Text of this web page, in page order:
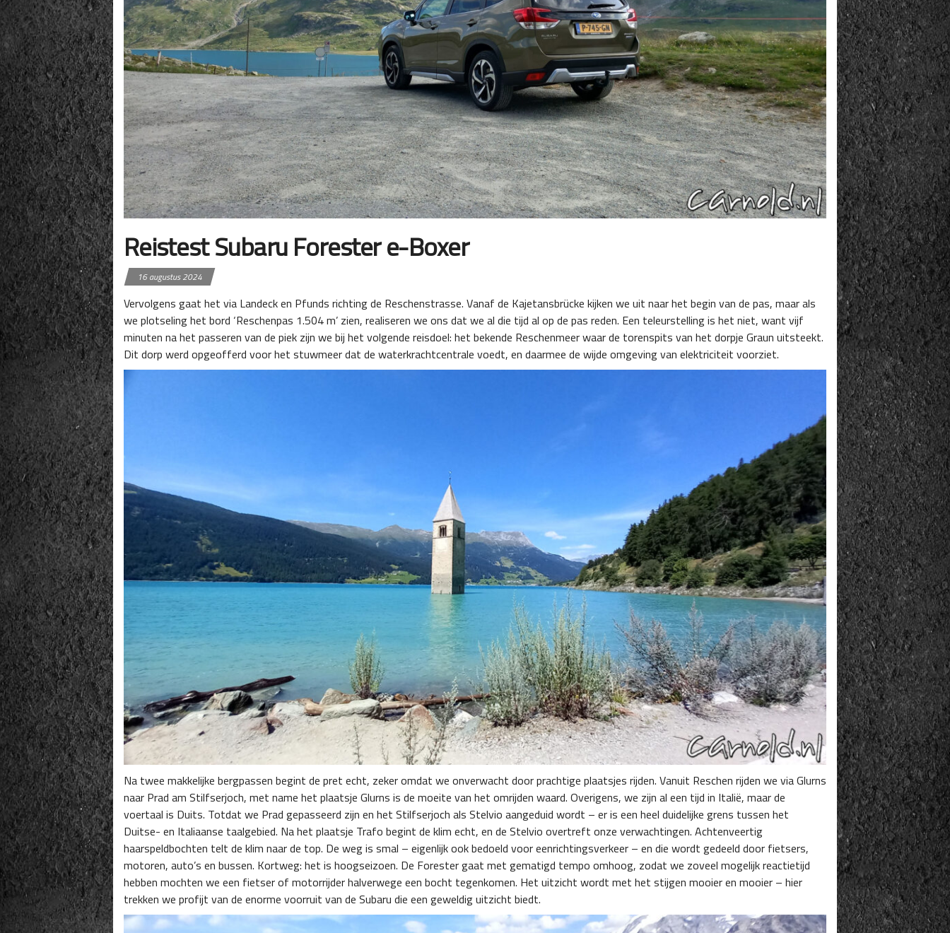
Reistest Subaru Forester e-Boxer
16 augustus 2024
Vervolgens gaat het via Landeck en Pfunds richting de Reschenstrasse. Vanaf de Kajetansbrücke kijken we uit naar het begin van de pas, maar als
we plotseling het bord ‘Reschenpas 1.504 m’ zien, realiseren we ons dat we al die tijd al op de pas reden. Een teleurstelling is het niet, want vijf
minuten na het passeren van de piek zijn we bij het volgende reisdoel: het bekende Reschenmeer waar de torenspits van het dorpje Graun uitsteekt.
Dit dorp werd opgeofferd voor het stuwmeer dat de waterkrachtcentrale voedt, en daarmee de wijde omgeving van elektriciteit voorziet.
Na twee makkelijke bergpassen begint de pret echt, zeker omdat we onverwacht door prachtige plaatsjes rijden. Vanuit Reschen rijden we via Glurns
naar Prad am Stilfserjoch, met name het plaatsje Glurns is de moeite van het omrijden waard. Overigens, we zijn al een tijd in Italië, maar de
voertaal is Duits. Totdat we Prad gepasseerd zijn en het Stilfserjoch als Stelvio aangeduid wordt – er is een heel duidelijke grens tussen het
Duitse- en Italiaanse taalgebied. Na het plaatsje Trafo begint de klim echt, en de Stelvio overtreft onze verwachtingen. Achtenveertig
haarspeldbochten telt de klim naar de top. De weg is smal – eigenlijk ook bedoeld voor eenrichtingsverkeer – en die wordt gedeeld door fietsers,
motoren, auto’s en bussen. Kortweg: het is hoogseizoen. De Forester gaat met gematigd tempo omhoog, zodat we zoveel mogelijk reactietijd
hebben mochten we een fietser of motorrijder halverwege een bocht tegenkomen. Het uitzicht wordt met het stijgen mooier en mooier – hier
trekken we profijt van de enorme voorruit van de Subaru die een geweldig uitzicht biedt.